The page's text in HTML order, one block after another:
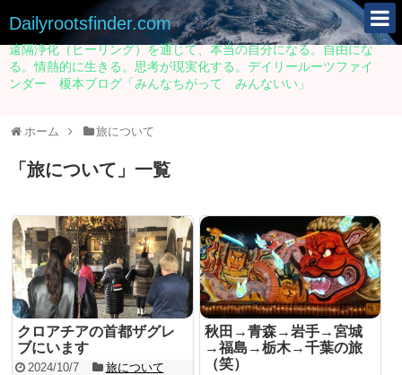
Dailyrootsfinder.com
遠隔浄化（ヒーリング）を通じて、本当の自分になる。自由にな
る。情熱的に生きる。思考が現実化する。デイリールーツファイ
ンダー 榎本ブログ「みんなちがって みんないい」
ホーム 旅について
「 旅について 」 一覧
クロアチアの首都ザグレ
ブにいます
2024/10/7 旅について
秋田→青森→岩手→宮城
→福島→栃木→千葉の旅
（笑）